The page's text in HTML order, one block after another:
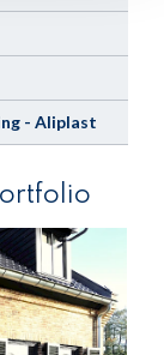
- Aliplast